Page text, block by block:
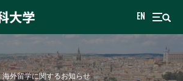
EN
海外留学に関するお知らせ